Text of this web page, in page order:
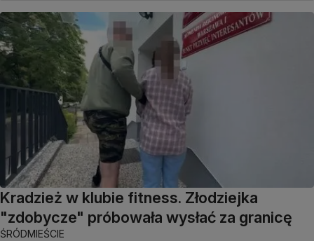
Kradzież w klubie fitness. Złodziejka
"zdobycze" próbowała wysłać za granicę
ŚRÓDMIEŚCIE